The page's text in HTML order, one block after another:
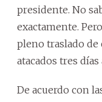
presidente. No
exactamente.
pleno traslado
atacados tres días
De acuerdo con